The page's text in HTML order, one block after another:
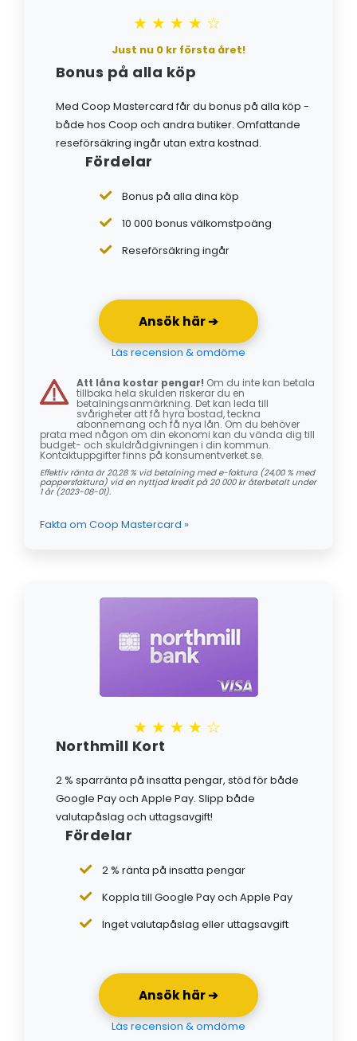
★★★★☆
Just nu 0 kr första året!
Bonus på alla köp
Med Coop Mastercard får du bonus på alla köp -
både hos Coop och andra butiker. Omfattande
reseförsäkring ingår utan extra kostnad.
Fördelar
Bonus på alla dina köp
10 000 bonus välkomstpoäng
Reseförsäkring ingår
Ansök här ➔
Läs recension & omdöme
Att låna kostar pengar! Om du inte kan betala
tillbaka hela skulden riskerar du en
betalningsanmärkning. Det kan leda till
svårigheter att få hyra bostad, teckna
abonnemang och få nya lån. Om du behöver
prata med någon om din ekonomi kan du vända dig till
budget- och skuldrådgivningen i din kommun.
Kontaktuppgifter finns på konsumentverket.se.
Effektiv ränta är 20,28 % vid betalning med e-faktura (24,00 % med
pappersfaktura) vid en nyttjad kredit på 20 000 kr återbetalt under
1 år (2023-08-01).
Fakta om Coop Mastercard »
★★★★☆
Northmill Kort
2 % sparränta på insatta pengar, stöd för både
Google Pay och Apple Pay. Slipp både
valutapåslag och uttagsavgift!
Fördelar
2 % ränta på insatta pengar
Koppla till Google Pay och Apple Pay
Inget valutapåslag eller uttagsavgift
Ansök här ➔
Läs recension & omdöme